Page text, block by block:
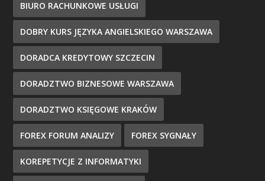
BIURO RACHUNKOWE USŁUGI
DOBRY KURS JĘZYKA ANGIELSKIEGO WARSZAWA
DORADCA KREDYTOWY SZCZECIN
DORADZTWO BIZNESOWE WARSZAWA
DORADZTWO KSIĘGOWE KRAKÓW
FOREX FORUM ANALIZY FOREX SYGNAŁY
KOREPETYCJE Z INFORMATYKI